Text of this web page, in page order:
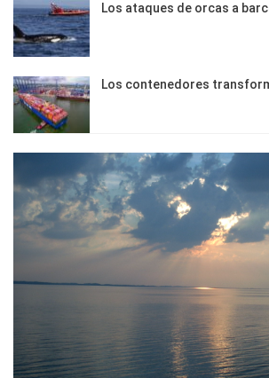
Los ataques de orcas a
Los contenedores